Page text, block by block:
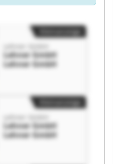
Lehner GmbH
Lehner GmbH
Lehner GmbH
Lehner GmbH
Lehner GmbH
Lehner GmbH